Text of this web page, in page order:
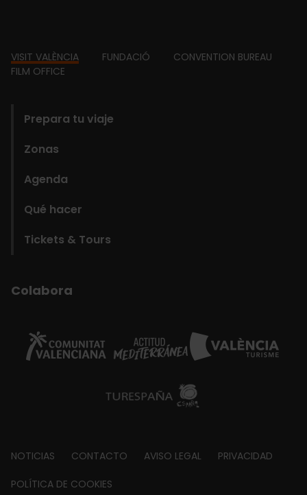
Footer
VISIT VALÈNCIA FUNDACIÓ
CONVENTION BUREAU
FILM OFFICE
Prepara tu viaje
Zonas
Agenda
Qué hacer
Tickets & Tours
Colabora
Footer
about
NOTICIAS CONTACTO AVISO LEGAL PRIVACIDAD
POLÍTICA DE COOKIES